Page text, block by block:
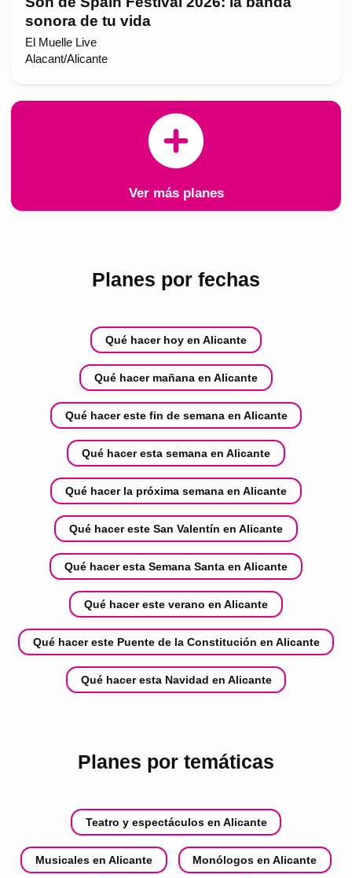
sonora de tu vida
El Muelle Live
Alacant/Alicante
Ver más planes
Planes por fechas
Qué hacer hoy en Alicante
Qué hacer mañana en Alicante
Qué hacer este fin de semana en Alicante
Qué hacer esta semana en Alicante
Qué hacer la próxima semana en Alicante
Qué hacer este San Valentín en Alicante
Qué hacer esta Semana Santa en Alicante
Qué hacer este verano en Alicante
Qué hacer este Puente de la Constitución en Alicante
Qué hacer esta Navidad en Alicante
Planes por temáticas
Teatro y espectáculos en Alicante
Musicales en Alicante Monólogos en Alicante